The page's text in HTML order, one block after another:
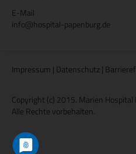
E-Mail
info@hospital-papenburg.de
Impressum | Datenschutz|
Copyright (c) 2015. Marien
Alle Rechte vorbehalten.